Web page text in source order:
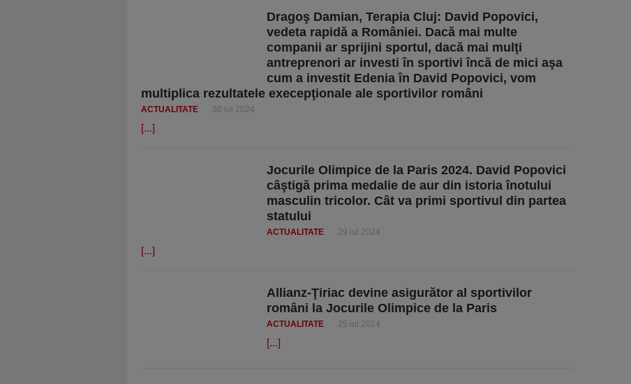
Dragoş Damian, Terapia Cluj: David Popovici,
vedeta rapidă a României. Dacă mai multe
companii ar sprijini sportul, dacă mai mulţi
antreprenori ar investi în sportivi încă de mici aşa
cum a investit Edenia în David Popovici, vom
multiplica rezultatele execepţionale ale sportivilor români
ACTUALITATE 30 iul 2024
[...]
Jocurile Olimpice de la Paris 2024. David Popovici
câştigă prima medalie de aur din istoria înotului
masculin tricolor. Cât va primi sportivul din partea
statului
ACTUALITATE 29 iul 2024
[...]
Allianz-Ţiriac devine asigurător al sportivilor
români la Jocurile Olimpice de la Paris
ACTUALITATE 25 iul 2024
[...]